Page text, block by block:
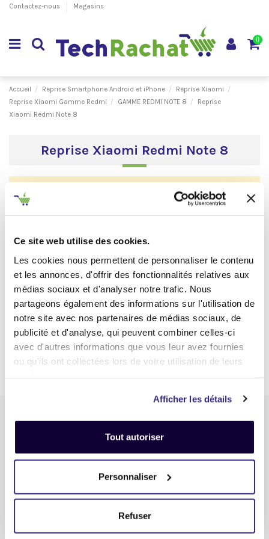
Ce site web utilise des cookies.
Les cookies nous permettent de personnaliser le contenu
et les annonces, d'offrir des fonctionnalités relatives aux
médias sociaux et d'analyser notre trafic. Nous
partageons également des informations sur l'utilisation de
notre site avec nos partenaires de médias sociaux, de
publicité et d'analyse, qui peuvent combiner celles-ci
avec d'autres informations que vous leur avez fournies
ou qu'ils ont collectées lors de votre utilisation de leurs
Afficher les détails
Tout autoriser
Personnaliser
Refuser
Contactez-nous Magasins
0
Accueil Reprise Smartphone Android et iPhone
Reprise Xiaomi
Reprise Xiaomi Gamme Redmi
GAMME REDMI NOTE 8
Reprise
Xiaomi Redmi Note 8
Reprise Xiaomi Redmi Note 8
Aucun produit disponible pour le moment
via tech-rachat.com.
Rachat Xiaomi Redmi Note 8 simplement et
rapidement.
Revendre son Xiaomi Redmi Note 8 rapide grâce à
une cotation instantanée
Rachat Xiaomi Redmi Note 8 : Un paiement sous 48-
72H
Une solution respectueuse de l'environnement pour
la reprise ou le recyclage de votre smartphone.
Reprise matériel informatique et High Tech : Tech-Rachat
Informations